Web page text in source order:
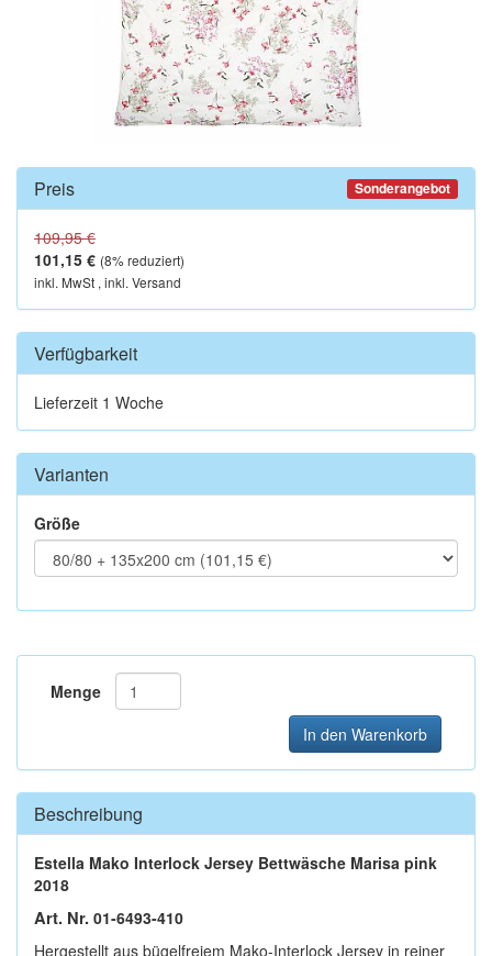
Preis Sonderangebot
109,95 €
101,15 € (8% reduziert)
inkl. MwSt , inkl. Versand
Verfügbarkeit
Lieferzeit 1 Woche
Varianten
Größe
Menge
In den Warenkorb
Beschreibung
Estella Mako Interlock Jersey Bettwäsche Marisa pink
2018
Art. Nr. 01-6493-410
Hergestellt aus bügelfreiem Mako-Interlock Jersey in reiner